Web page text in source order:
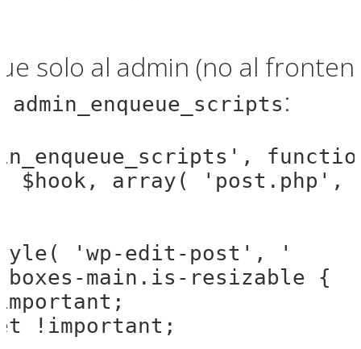
solo al admin (no al
admin_enqueue_scripts :
array( 'post.php',
'wp-edit-post', '
main.is-resizable {
!important;